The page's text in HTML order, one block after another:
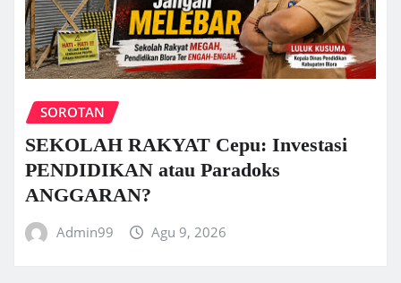
SOROTAN
SEKOLAH RAKYAT Cepu: Investasi
PENDIDIKAN atau Paradoks
ANGGARAN?
Admin99 Agu 9, 2026